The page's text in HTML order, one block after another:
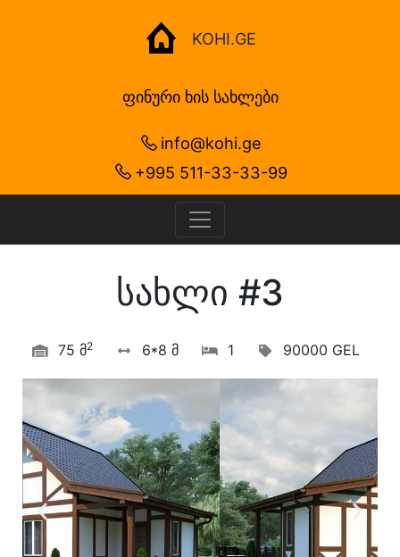
KOHI.GE
ფინური ხის სახლები
info@kohi.ge
+995 511-33-33-99
სახლი #3
75 მ2 6*8 მ 1 90000 GEL